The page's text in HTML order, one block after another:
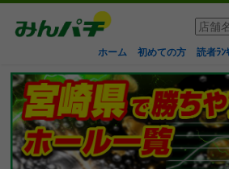
ホーム 初めての方 読者ﾗﾝ